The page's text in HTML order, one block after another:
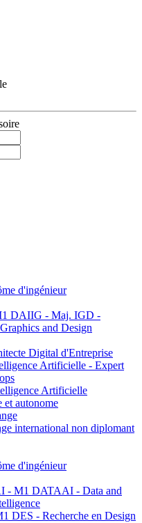
d'ingénieur
DAIIG - Maj. IGD -
and Design
Digital d'Entreprise
Artificielle - Expert
Artificielle
et autonome
international non diplomant
d'ingénieur
- M1 DATAAI - Data and
DES - Recherche en Design